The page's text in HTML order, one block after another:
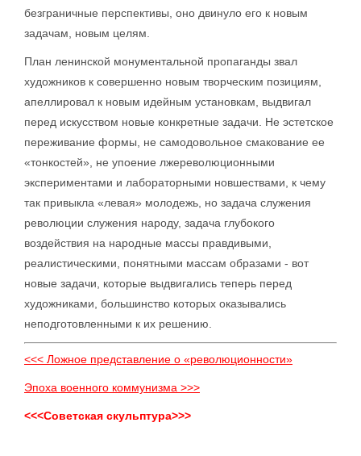
безграничные перспективы, оно двинуло его к новым
задачам, новым целям.
План ленинской монументальной пропаганды звал
художников к совершенно новым творческим позициям,
апеллировал к новым идейным установкам, выдвигал
перед искусством новые конкретные задачи. Не эстетское
переживание формы, не самодовольное смакование ее
«тонкостей», не упоение лжереволюционными
экспериментами и лабораторными новшествами, к чему
так привыкла «левая» молодежь, но задача служения
революции служения народу, задача глубокого
воздействия на народные массы правдивыми,
реалистическими, понятными массам образами - вот
новые задачи, которые выдвигались теперь перед
художниками, большинство которых оказывались
неподготовленными к их решению.
<<< Ложное представление о «революционности»
Эпоха военного коммунизма >>>
<<<Советская скульптура>>>